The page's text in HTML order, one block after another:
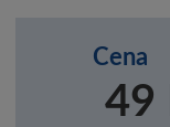
Cena
49